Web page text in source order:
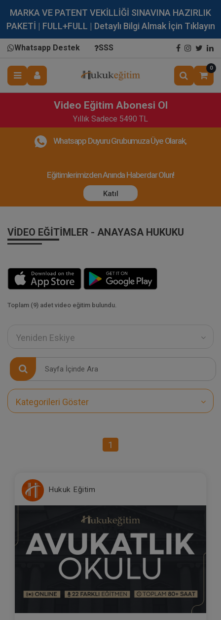
MARKA VE PATENT VEKİLLİĞİ SINAVINA HAZIRLIK
PAKETİ | FULL+FULL | Detaylı Bilgi Almak İçin Tıklayın
Whatsapp Destek SSS
0
Video Eğitim Abonesi Ol
Yıllık Sadece 5490 TL
Whatsapp Duyuru Grubumuza Üye Olarak,
Eğitimlerimizden Anında Haberdar Olun!
Katıl
VIDEO EĞITIMLER - ANAYASA HUKUKU
Toplam (9) adet video eğitim bulundu.
Yeniden Eskiye
Kategorileri Göster
1
Hukuk Eğitim